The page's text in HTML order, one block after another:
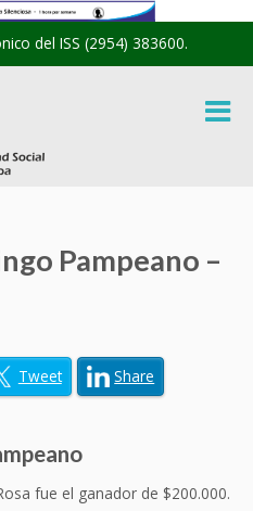
del ISS (2954) 383600.
Pampeano –
Tweet Share
fue el ganador de $200.000.